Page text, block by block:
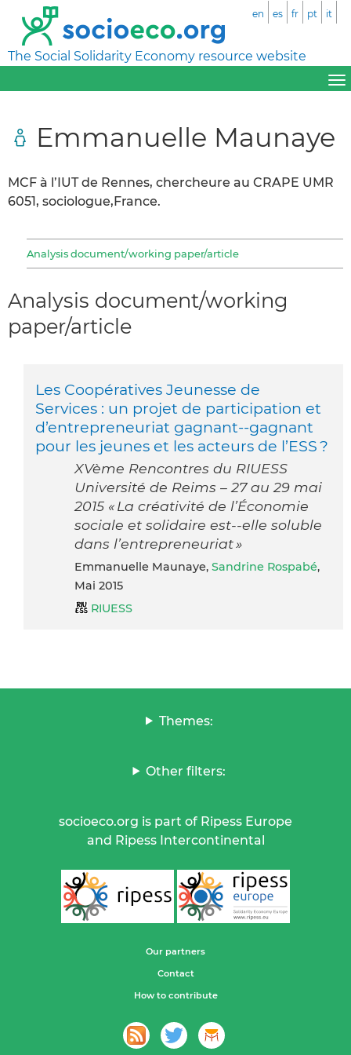
The Social Solidarity Economy resource website
en es fr pt it
Emmanuelle Maunaye
MCF à l’IUT de Rennes, chercheure au CRAPE UMR
6051, sociologue,France.
Analysis document/working paper/article
Analysis document/working
paper/article
Les Coopératives Jeunesse de
Services : un projet de participation et
d’entrepreneuriat gagnant-­‐gagnant
pour les jeunes et les acteurs de l’ESS ?
XVème Rencontres du RIUESS
Université de Reims – 27 au 29 mai
2015 « La créativité de l’Économie
sociale et solidaire est-­‐elle soluble
dans l’entrepreneuriat »
Emmanuelle Maunaye, Sandrine Rospabé,
Mai 2015
RIUESS
Themes:
Other filters:
socioeco.org is part of Ripess Europe
and Ripess Intercontinental
Our partners
Contact
How to contribute